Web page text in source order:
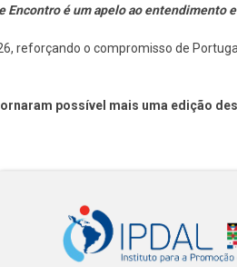
é um apelo ao entendimento e
reforçando o compromisso de
possível mais uma edição